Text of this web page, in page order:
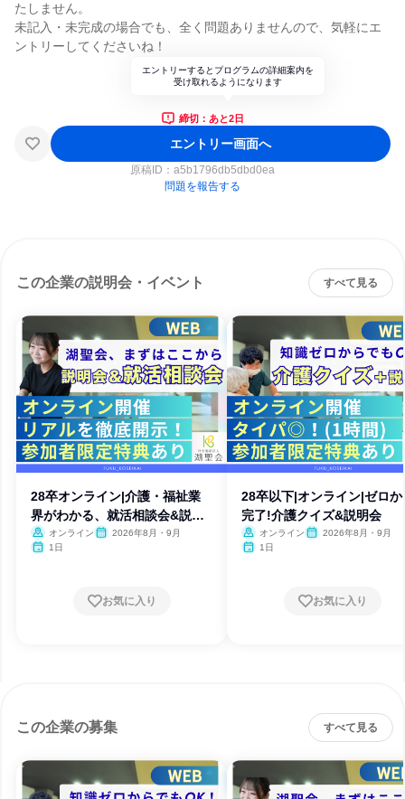
たしません。
未記入・未完成の場合でも、全く問題ありませんので、気軽にエ
ントリーしてくださいね！
エントリーするとプログラムの詳細案内を
受け取れるようになります
締切：あと2日
エントリー画面へ
原稿ID： a5b1796db5dbd0ea
問題を報告する
この企業の説明会・イベント すべて見る
28卒オンライン|介護・福祉業
界がわかる、就活相談会&説明
会
オンライン
2026年8月・9月
1日
お気に入り
28卒以下|オンライン|ゼロか
完了!介護クイズ&説明会
オンライン
2026年8月・9月
1日
お気に入り
この企業の募集 すべて見る